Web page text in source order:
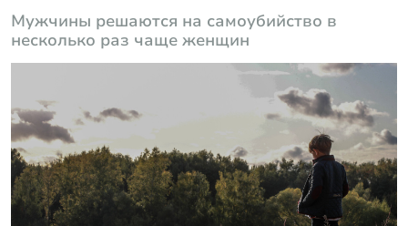
Мужчины решаются на самоубийство в
несколько раз чаще женщин